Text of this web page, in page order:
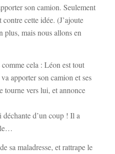
son camion. Seulement
cette idée. (J’ajoute
plus, mais nous allons en
cela : Léon est tout
apporter son camion et ses
tourne vers lui, et annonce
d’un coup ! Il a
sa maladresse, et rattrape le